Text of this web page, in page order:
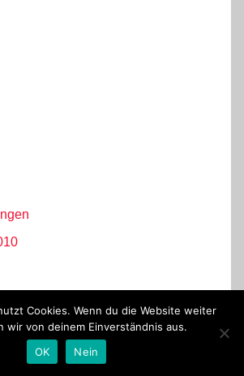
Donovan von ThemeZee.
Cookies. Wenn du die Website weiter
wir von deinem Einverständnis aus.
OK
Nein